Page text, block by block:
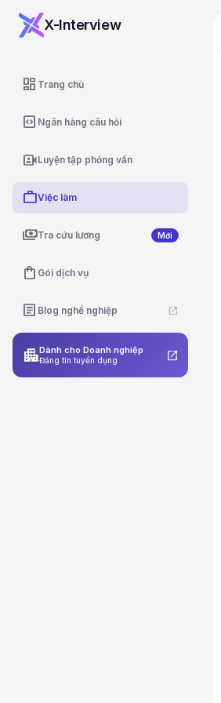
X-Interview
dashboard Trang chủ
code_blocks Ngân hàng câu hỏi
video_camera_frontLuyện tập phỏng vấn
workViệc làm
paymentsTra cứu lương Mới
shopping_bag Gói dịch vụ
article Blog nghề nghiệp open_in_new
apartmentDành cho Doanh nghiệp
Đăng tin tuyển dụng open_in_new